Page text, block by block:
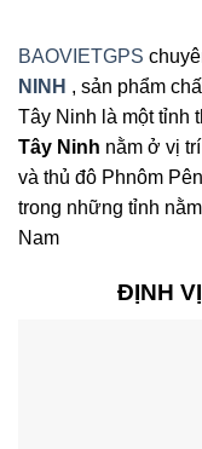
BAOVIETGPS
NINH , sản phẩm
Tây Ninh là một tỉnh
Tây Ninh nằm ở vị
và thủ đô Phnôm
trong những tỉnh
Nam
ĐỊNH